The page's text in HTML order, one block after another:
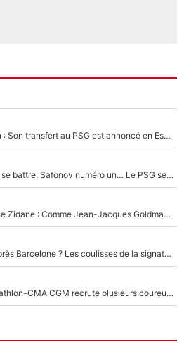
Ferran Torres a pris sa décision : Son transfert au PSG est annoncé en Espagne !
Suzuki recruté, Chevalier veut se battre, Safonov numéro un… Le PSG se lance encore dans un gros chantier pour le poste de gardien de but
Un documentaire avec Zinedine Zidane : Comme Jean-Jacques Goldman et Mylène Farmer, le nouveau sélectionneur de l'équipe de France a recalé une journaliste très connue
Le PSG comme seule option après Barcelone ? Les coulisses de la signature historique de Lionel Messi sont révélées au grand jour !
«Le budget a augmenté» : Decathlon-CMA CGM recrute plusieurs coureurs pour offrir à Paul Seixas une équipe pour gagner le Tour de France 2027